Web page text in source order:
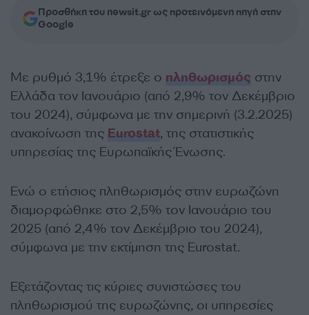
Προσθήκη του newsit.gr ως προτεινόμενη πηγή στην
Google
Με ρυθμό 3,1% έτρεξε ο πληθωρισμός στην
Ελλάδα τον Ιανουάριο (από 2,9% τον Δεκέμβριο
του 2024), σύμφωνα με την σημερινή (3.2.2025)
ανακοίνωση της Eurostat, της στατιστικής
υπηρεσίας της Ευρωπαϊκής Ένωσης.
Ενώ ο ετήσιος πληθωρισμός στην ευρωζώνη
διαμορφώθηκε στο 2,5% τον Ιανουάριο του
2025 (από 2,4% τον Δεκέμβριο του 2024),
σύμφωνα με την εκτίμηση της Eurostat.
Εξετάζοντας τις κύριες συνιστώσες του
πληθωρισμού της ευρωζώνης, οι υπηρεσίες